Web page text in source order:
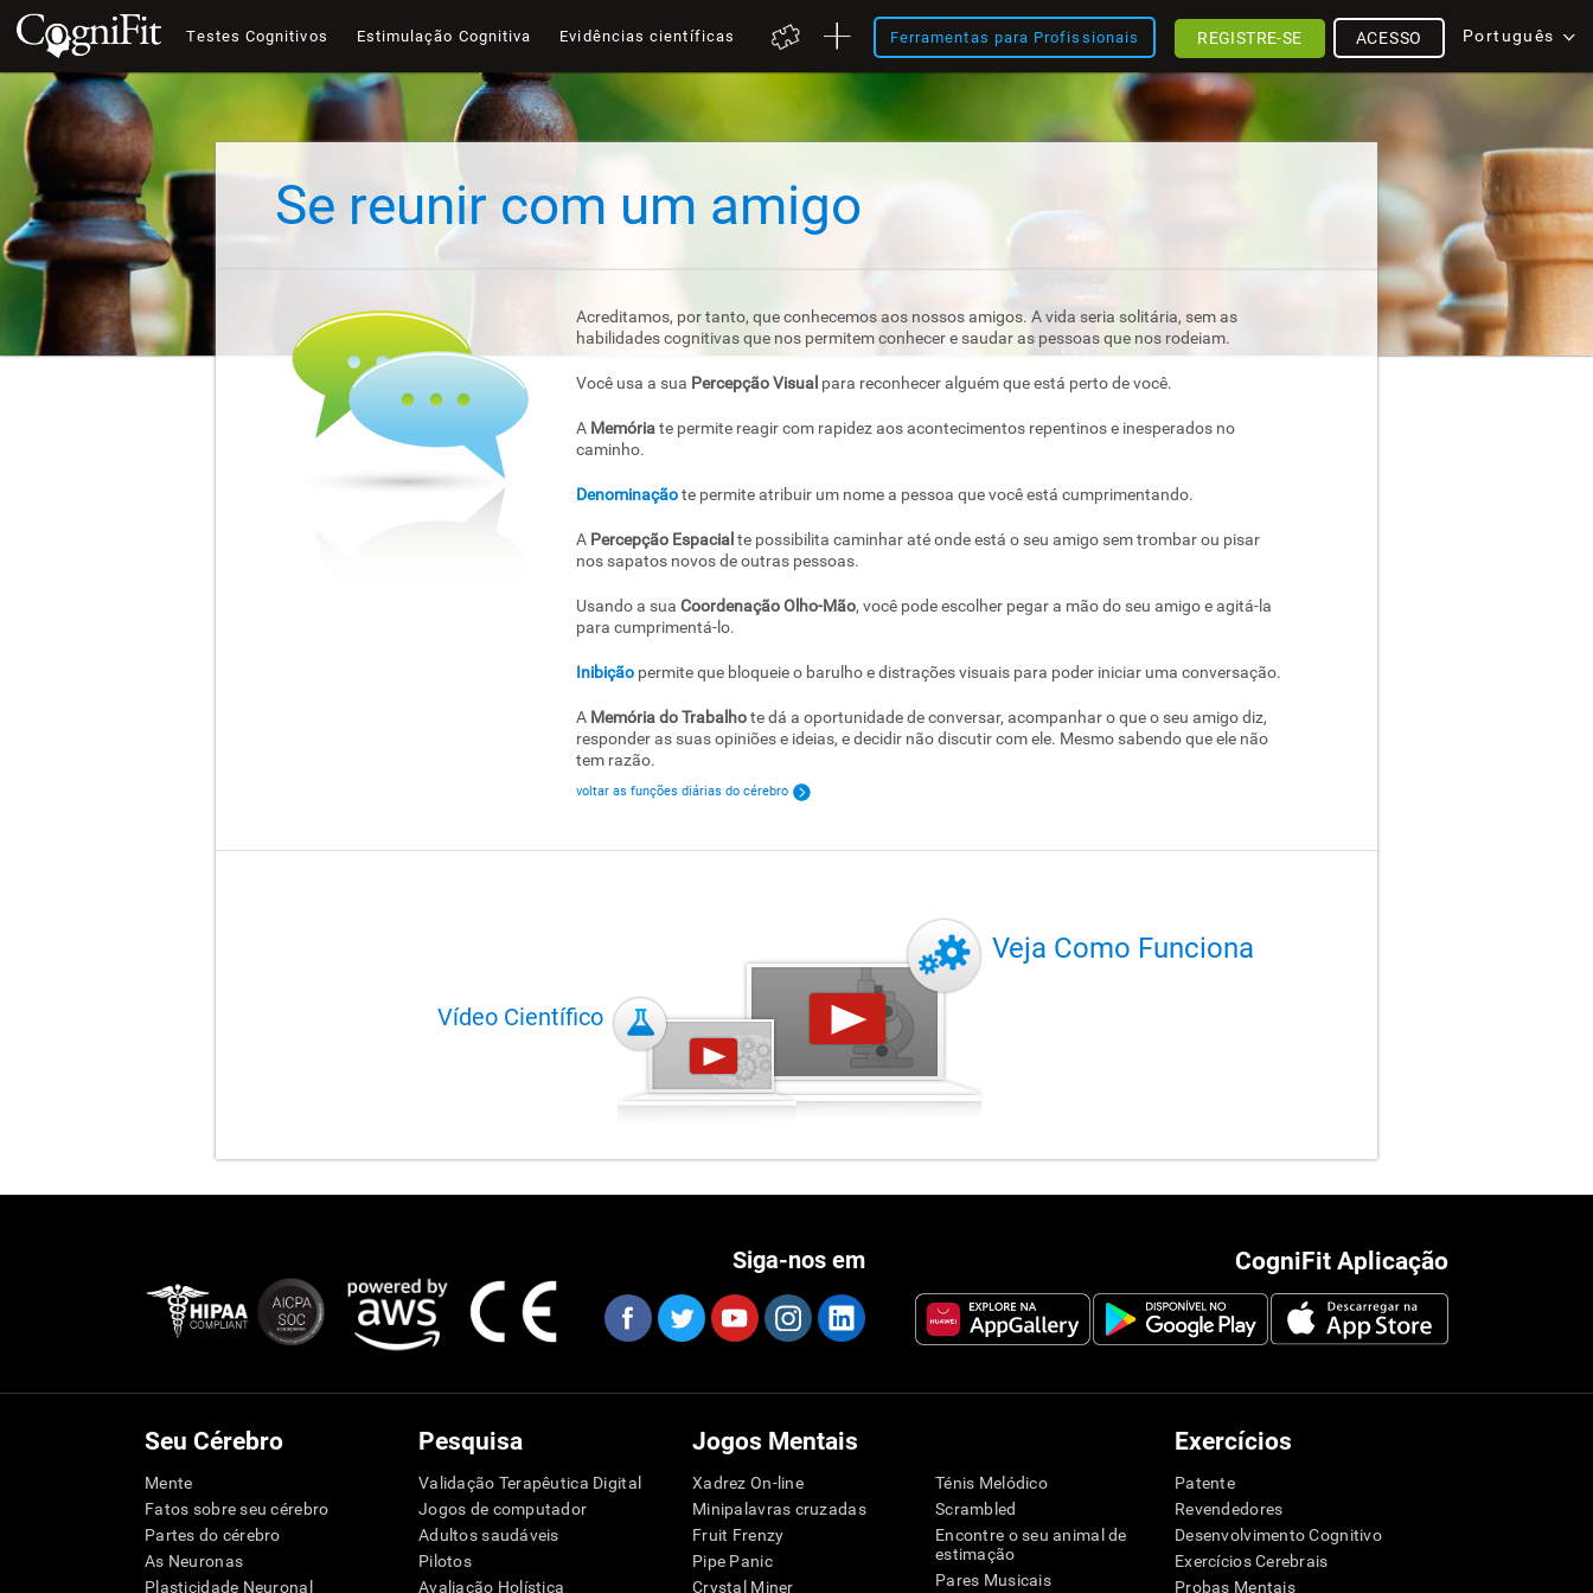
Testes Cognitivos Estimulação Cognitiva Evidências científicas Ferramentas para Profissionais Português
ACESSO
REGISTRE-SE
Se reunir com um amigo
Acreditamos, por tanto, que conhecemos aos nossos amigos. A vida seria solitária, sem as
habilidades cognitivas que nos permitem conhecer e saudar as pessoas que nos rodeiam.
Você usa a sua Percepção Visual para reconhecer alguém que está perto de você.
A Memóriate permite reagir com rapidez aos acontecimentos repentinos e inesperados no
caminho.
Denominaçãote permite atribuir um nome a pessoa que você está cumprimentando.
A Percepção Espacial te possibilita caminhar até onde está o seu amigo sem trombar ou pisar
nos sapatos novos de outras pessoas.
Usando a sua Coordenação Olho-Mão, você pode escolher pegar a mão do seu amigo e agitá-la
para cumprimentá-lo.
Inibição permite que bloqueie o barulho e distrações visuais para poder iniciar uma conversação.
A Memória do Trabalhote dá a oportunidade de conversar, acompanhar o que o seu amigo diz,
responder as suas opiniões e ideias, e decidir não discutir com ele. Mesmo sabendo que ele não
tem razão.
voltar as funções diárias do cérebro
Vídeo Científico
Veja Como Funciona
CogniFit Aplicação
Siga-nos em
Seu Cérebro
Mente
Fatos sobre seu cérebro
Partes do cérebro
As Neuronas
Plasticidade Neuronal
Pesquisa
Validação Terapêutica Digital
Jogos de computador
Adultos saudáveis
Pilotos
Avaliação Holística
Jogos Mentais
Xadrez On-line
Minipalavras cruzadas
Fruit Frenzy
Pipe Panic
Crystal Miner
Ténis Melódico
Scrambled
Encontre o seu animal de
estimação
Pares Musicais
Exercícios
Patente
Revendedores
Desenvolvimento Cognitivo
Exercícios Cerebrais
Probas Mentais